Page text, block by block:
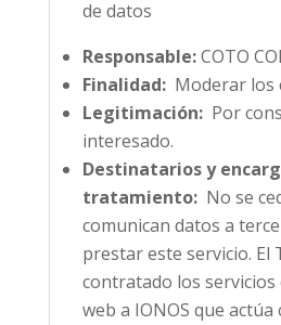
de datos
Responsable:COTO
Finalidad:Moderar los
Legitimación:Por
interesado.
Destinatarios y
tratamiento:No se
comunican datos a
prestar este servicio. El
contratado los
web a IONOS que actúa